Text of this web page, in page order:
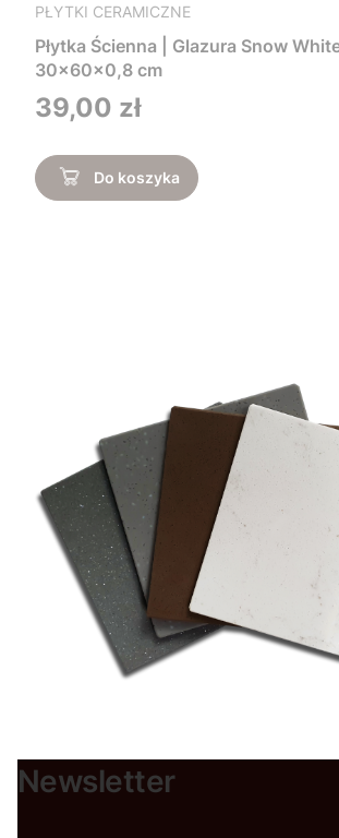
PŁYTKI CERAMICZNE
Płytka Ścienna | Glazura Snow
30x60x0,8 cm
Cena
39,00 zł
Do koszyka
Newsletter